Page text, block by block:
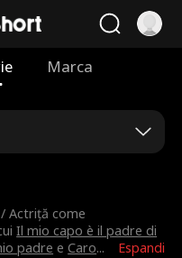
Marca
Espandi
Actriță come
Il mio capo è il padre di
padre eCaro...